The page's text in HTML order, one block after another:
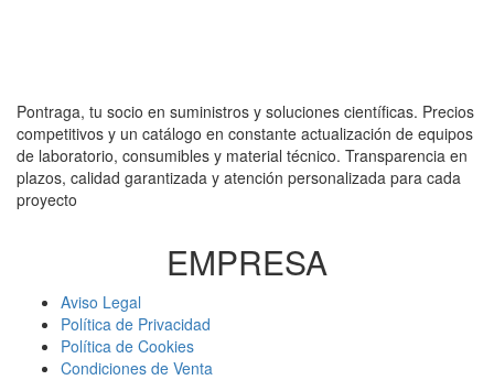
Pontraga, tu socio en suministros y soluciones científicas. Precios
competitivos y un catálogo en constante actualización de equipos
de laboratorio, consumibles y material técnico. Transparencia en
plazos, calidad garantizada y atención personalizada para cada
proyecto
EMPRESA
Aviso Legal
Política de Privacidad
Política de Cookies
Condiciones de Venta